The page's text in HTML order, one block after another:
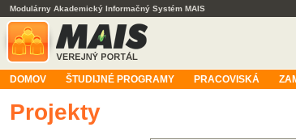
Modulárny Akademický Informačný Systém MAIS
DOMOV ŠTUDIJNÉ PROGRAMY PRACOVISKÁ
Projekty